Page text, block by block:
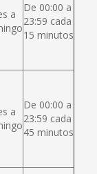
a
De 00:00 a
23:59 cada
15 minutos
a
De 00:00 a
23:59 cada
45 minutos